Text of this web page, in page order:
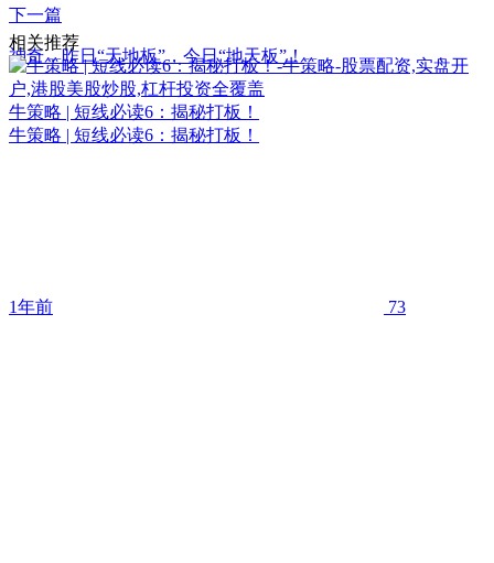
下一篇
神奇，昨日“天地板”，今日“地天板”！
相关推荐
牛策略 | 短线必读6：揭秘打板！
牛策略 | 短线必读6：揭秘打板！
1年前 73